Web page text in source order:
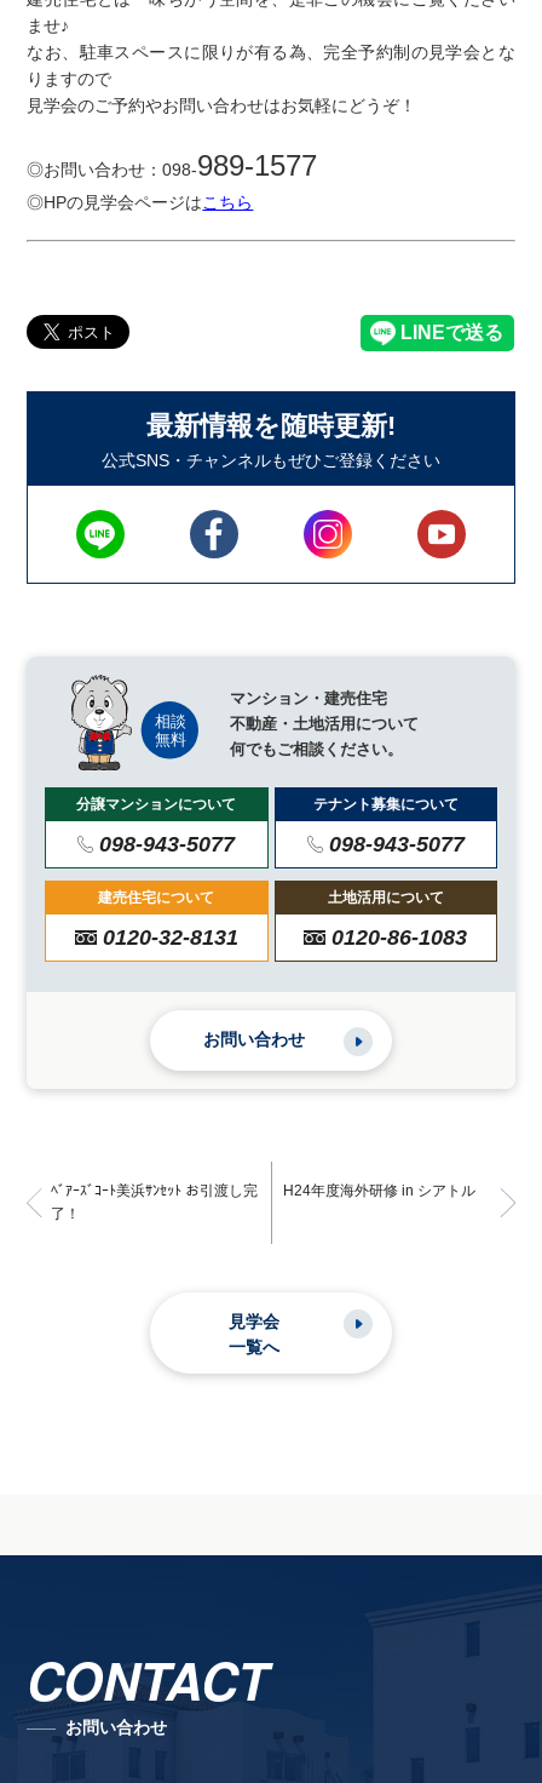
ませ♪
なお、駐車スペースに限りが有る為、完全予約制の見学会とな
りますので
見学会のご予約やお問い合わせはお気軽にどうぞ！
◎お問い合わせ：098-989-1577
◎HPの見学会ページはこちら
最新情報を随時更新!
公式SNS・チャンネルもぜひご登録ください
マンション・建売住宅
不動産・土地活用について
何でもご相談ください。
分譲マンションについて
098-943-5077
テナント募集について
098-943-5077
建売住宅について
0120-32-8131
土地活用について
0120-86-1083
お問い合わせ
ﾍﾞｱｰｽﾞｺｰﾄ美浜ｻﾝｾｯﾄ お引渡し完
了！
H24年度海外研修 in シアトル
見学会
一覧へ
CONTACT
お問い合わせ